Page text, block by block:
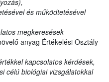
és működtetésével
megkeresések
anyag Értékelési Osztály
kapcsolatos kérdések,
célú biológiai vizsgálatokkal